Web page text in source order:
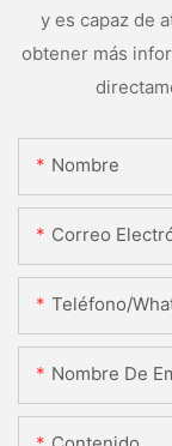
y es capaz de
obtener más
Nombre
Correo
Teléfono/
Nombre De